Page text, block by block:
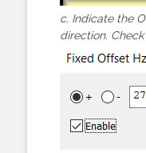
c. Indicate the
direction. Check